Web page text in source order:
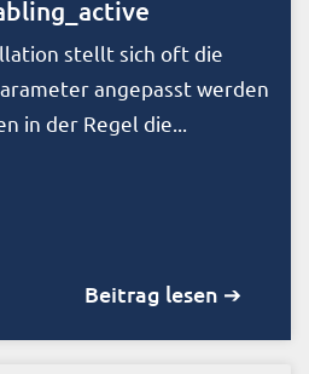
stellt sich oft die
angepasst werden
in der Regel die...
Beitrag lesen ➔